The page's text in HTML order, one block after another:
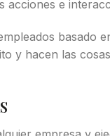
acciones e
basado
y hacen las